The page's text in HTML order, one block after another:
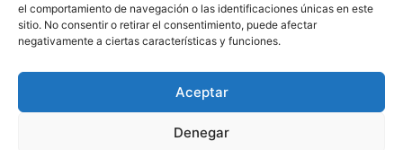
el comportamiento de navegación o las identificaciones únicas en este
sitio. No consentir o retirar el consentimiento, puede afectar
negativamente a ciertas características y funciones.
Aceptar
Denegar